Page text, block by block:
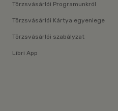
Törzsvásárlói Programunkról
Törzsvásárlói Kártya egyenlege
Törzsvásárlói szabályzat
Libri App